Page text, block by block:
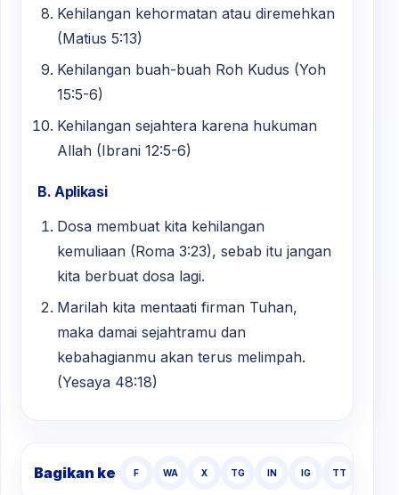
Kehilangan kehormatan atau diremehkan
(Matius 5:13)
Kehilangan buah-buah Roh Kudus (Yoh
15:5-6)
Kehilangan sejahtera karena hukuman
Allah (Ibrani 12:5-6)
B. Aplikasi
Dosa membuat kita kehilangan
kemuliaan (Roma 3:23), sebab itu jangan
kita berbuat dosa lagi.
Marilah kita mentaati firman Tuhan,
maka damai sejahtramu dan
kebahagianmu akan terus melimpah.
(Yesaya 48:18)
Bagikan ke F WA X TG IN IG TT